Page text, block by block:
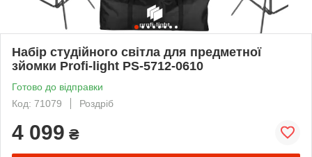
Набір студійного світла для предметної
зйомки Profi-light PS-5712-0610
Готово до відправки
Код: 71079
Роздріб
4 099 ₴